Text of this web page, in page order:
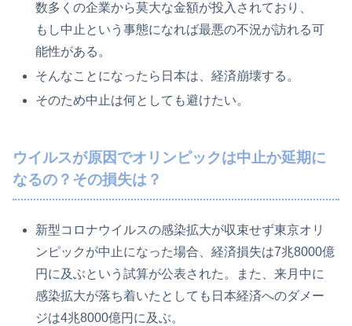
数多くの企業から莫大な金額が投入されており、
もし中止という事態になれば最悪の不況が訪れる可
能性がある。
そんなことになったら日本は、経済崩壊する。
そのため中止は何としても避けたい。
ウイルスが原因でオリンピックは中止か延期に
なるの？その損失は？
新型コロナウイルスの感染拡大が収束せず東京オリ
ンピックが中止になった場合、経済損失は7兆8000億
円に及ぶという試算が公表された。また、来月中に
感染拡大が落ち着いたとしても日本経済へのダメー
ジは4兆8000億円に及ぶ。